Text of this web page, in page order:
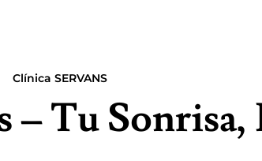
Clínica SERVANS
Tu Sonrisa,